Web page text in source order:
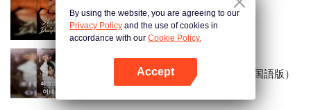
行方不明の妻に縛られて
顧少の秘密結婚の罪深い妻（韓国語版）
By using the website, you are agreeing to our
Privacy Policy and the use of cookies in
accordance with our Cookie Policy.
Accept